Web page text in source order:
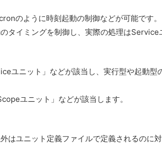
のように時刻起動の制御などが可能です。
タイミングを制御し、実際の処理は
ユニット」などが該当し、実行型や起動
ユニット」などが該当します。
はユニット定義ファイルで定義されるのに